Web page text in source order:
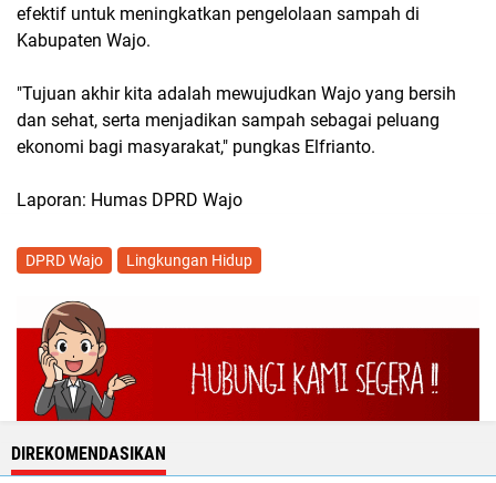
efektif untuk meningkatkan pengelolaan sampah di
Kabupaten Wajo.
"Tujuan akhir kita adalah mewujudkan Wajo yang bersih
dan sehat, serta menjadikan sampah sebagai peluang
ekonomi bagi masyarakat," pungkas Elfrianto.
Laporan: Humas DPRD Wajo
DPRD Wajo Lingkungan Hidup
DIREKOMENDASIKAN